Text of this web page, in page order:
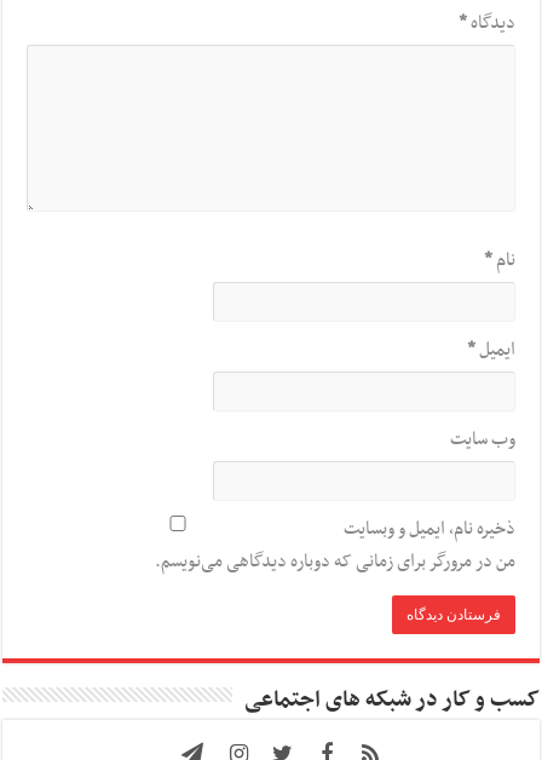
دیدگاه*
نام*
ایمیل*
وب‌ سایت
ذخیره نام، ایمیل و وبسایت
من در مرورگر برای زمانی که دوباره دیدگاهی می‌نویسم.
کسب و کار در شبکه های اجتماعی